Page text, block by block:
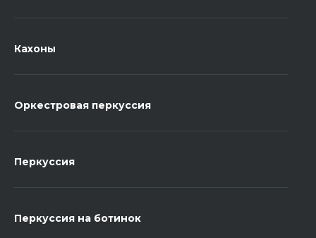
Кахоны
Оркестровая перкуссия
Перкуссия
Перкуссия на ботинок